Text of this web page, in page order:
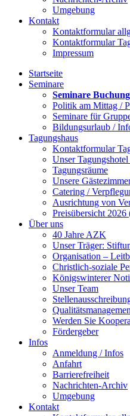
Umgebung
Kontakt
Kontaktformular
Kontaktformular
Impressum
Startseite
Seminare
Seminare
Politik am Mittag /
Seminare für
Bildungsurlaub /
Tagungshaus
Kontaktformular
Unser
Tagungsräume
Unsere
Catering /
Ausrichtung von
Preisübersicht 2026
Über uns
40 Jahre AZK
Unser Träger:
Organisation –
Christlich-soziale
Königswinterer
Unser Team
Werden Sie
Fördergeber
Infos
Anmeldung / Infos
Anfahrt
Barrierefreiheit
Nachrichten-Archiv
Umgebung
Kontakt